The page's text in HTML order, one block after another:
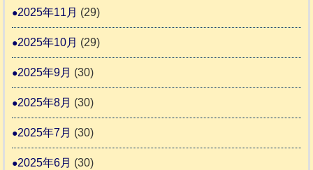
2025年11月 (29)
2025年10月 (29)
2025年9月 (30)
2025年8月 (30)
2025年7月 (30)
2025年6月 (30)